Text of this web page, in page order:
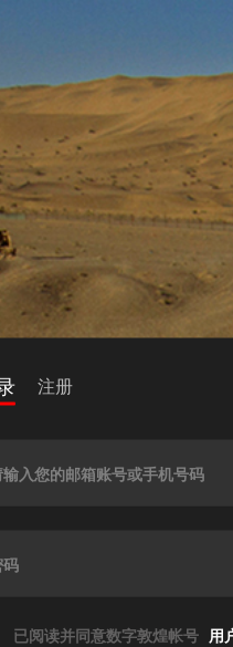
注册
入您的邮箱账号或手机号码
已阅读并同意数字敦煌帐号 用